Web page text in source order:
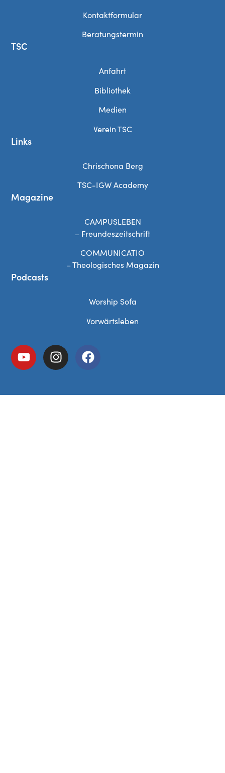
Kontaktformular
Beratungstermin
TSC
Anfahrt
Bibliothek
Medien
Verein TSC
Links
Chrischona Berg
TSC-IGW Academy
Magazine
CAMPUSLEBEN
– Freundeszeitschrift
COMMUNICATIO
– Theologisches Magazin
Podcasts
Worship Sofa
Vorwärtsleben